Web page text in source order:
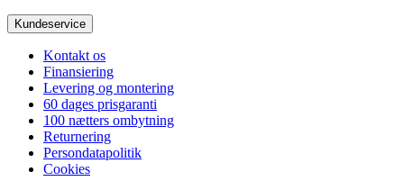
Kundeservice
Kontakt os
Finansiering
Levering og montering
60 dages prisgaranti
100 nætters ombytning
Returnering
Persondatapolitik
Cookies